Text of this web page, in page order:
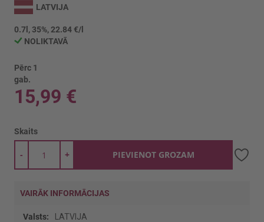
uz
galerijas
sākumu
LATVIJA
0.7l, 35%, 22.84 €/l
NOLIKTAVĀ
Pērc 1
gab.
15,99 €
Skaits
+
- PIEVIENOT GROZAM
VAIRĀK INFORMĀCIJAS
Vairāk
LATVIJA